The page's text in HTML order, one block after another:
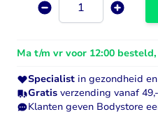
Aantal
Ma t/m vr voor 12:00
Specialist in gezondheid
Gratis verzending vanaf 49,-
Klanten geven Bodystore